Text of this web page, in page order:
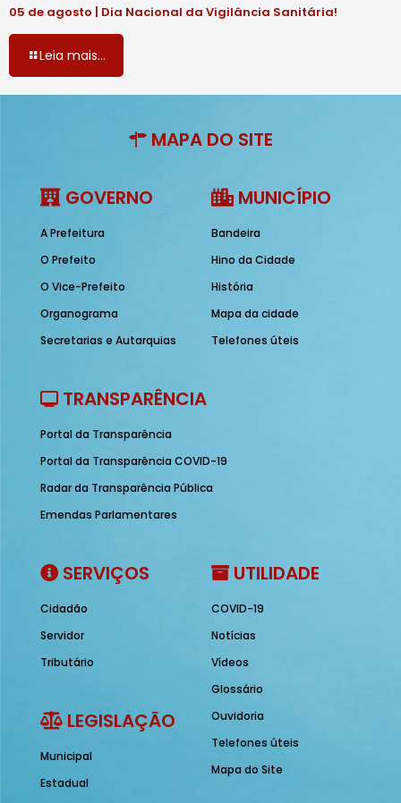
05 de agosto | Dia Nacional da Vigilância Sanitária!
Leia mais...
MAPA DO SITE
GOVERNO
A Prefeitura
O Prefeito
O Vice-Prefeito
Organograma
Secretarias e Autarquias
MUNICÍPIO
Bandeira
Hino da Cidade
História
Mapa da cidade
Telefones úteis
TRANSPARÊNCIA
Portal da Transparência
Portal da Transparência COVID-19
Radar da Transparência Pública
Emendas Parlamentares
SERVIÇOS
Cidadão
Servidor
Tributário
LEGISLAÇÃO
Municipal
Estadual
UTILIDADE
COVID-19
Notícias
Vídeos
Glossário
Ouvidoria
Telefones úteis
Mapa do Site